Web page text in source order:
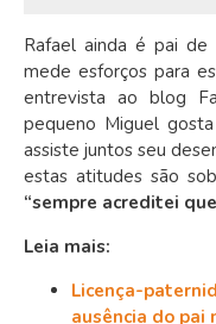
Rafael ainda é pai
mede esforços para
entrevista ao blog
pequeno Miguel
assiste juntos seu
estas atitudes são
“sempre acreditei
Leia mais:
Licença-
ausência do pai